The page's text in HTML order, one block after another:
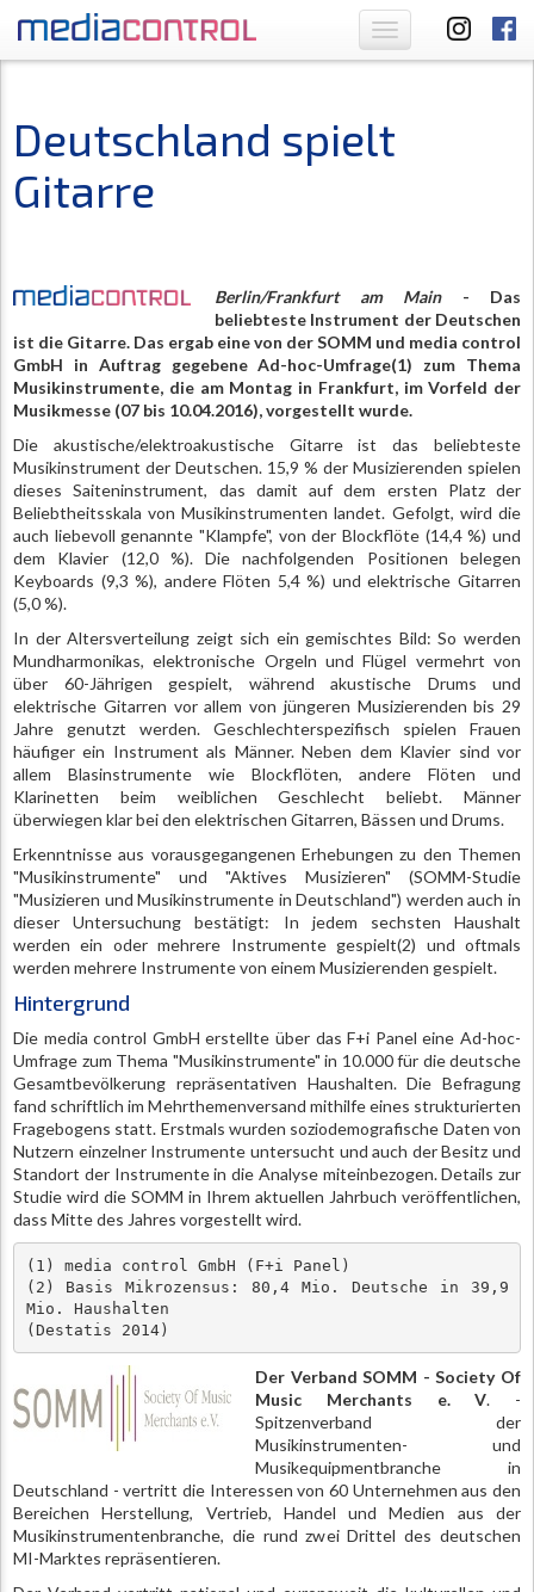
Toggle
navigation
Deutschland spielt
Gitarre
Berlin/Frankfurt am Main- Das
beliebteste Instrument der Deutschen
ist die Gitarre. Das ergab eine von der SOMM und media control
GmbH in Auftrag gegebene Ad-hoc-Umfrage(1) zum Thema
Musikinstrumente, die am Montag in Frankfurt, im Vorfeld der
Musikmesse (07 bis 10.04.2016), vorgestellt wurde.
Die akustische/elektroakustische Gitarre ist das beliebteste
Musikinstrument der Deutschen. 15,9 % der Musizierenden spielen
dieses Saiteninstrument, das damit auf dem ersten Platz der
Beliebtheitsskala von Musikinstrumenten landet. Gefolgt, wird die
auch liebevoll genannte "Klampfe", von der Blockflöte (14,4 %) und
dem Klavier (12,0 %). Die nachfolgenden Positionen belegen
Keyboards (9,3 %), andere Flöten 5,4 %) und elektrische Gitarren
(5,0 %).
In der Altersverteilung zeigt sich ein gemischtes Bild: So werden
Mundharmonikas, elektronische Orgeln und Flügel vermehrt von
über 60-Jährigen gespielt, während akustische Drums und
elektrische Gitarren vor allem von jüngeren Musizierenden bis 29
Jahre genutzt werden. Geschlechterspezifisch spielen Frauen
häufiger ein Instrument als Männer. Neben dem Klavier sind vor
allem Blasinstrumente wie Blockflöten, andere Flöten und
Klarinetten beim weiblichen Geschlecht beliebt. Männer
überwiegen klar bei den elektrischen Gitarren, Bässen und Drums.
Erkenntnisse aus vorausgegangenen Erhebungen zu den Themen
"Musikinstrumente" und "Aktives Musizieren" (SOMM-Studie
"Musizieren und Musikinstrumente in Deutschland") werden auch in
dieser Untersuchung bestätigt: In jedem sechsten Haushalt
werden ein oder mehrere Instrumente gespielt(2) und oftmals
werden mehrere Instrumente von einem Musizierenden gespielt.
Hintergrund
Die media control GmbH erstellte über das F+i Panel eine Ad-hoc-
Umfrage zum Thema "Musikinstrumente" in 10.000 für die deutsche
Gesamtbevölkerung repräsentativen Haushalten. Die Befragung
fand schriftlich im Mehrthemenversand mithilfe eines strukturierten
Fragebogens statt. Erstmals wurden soziodemografische Daten von
Nutzern einzelner Instrumente untersucht und auch der Besitz und
Standort der Instrumente in die Analyse miteinbezogen. Details zur
Studie wird die SOMM in Ihrem aktuellen Jahrbuch veröffentlichen,
dass Mitte des Jahres vorgestellt wird.
(1) media control GmbH (F+i Panel)
(2) Basis Mikrozensus: 80,4 Mio. Deutsche in 39,9
Mio. Haushalten
(Destatis 2014)
Der Verband SOMM - Society Of
Music Merchants e. V. -
Spitzenverband der
Musikinstrumenten- und
Musikequipmentbranche in
Deutschland - vertritt die Interessen von 60 Unternehmen aus den
Bereichen Herstellung, Vertrieb, Handel und Medien aus der
Musikinstrumentenbranche, die rund zwei Drittel des deutschen
MI-Marktes repräsentieren.